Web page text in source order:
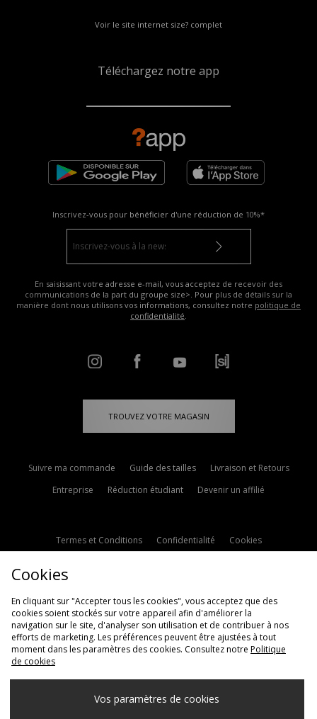
Voir le site internet size? complet
Téléchargez notre app
Inscrivez-vous pour bénéficier d'une réduction de 10%*
En saisissant votre adresse e-mail, vous acceptez de recevoir des
communications de la part du groupe size>. Pour plus de détails sur la
manière dont nous utilisons vos informations, consultez notre politique de
confidentialité
TROUVEZ VOTRE MAGASIN
Suivre ma commande Guide des tailles
Livraison et Retours
Entreprise
Réduction étudiant Devenir un affilié
Termes et Conditions Confidentialité
Cookies
Politique d'avis en ligne
Livraison Vers
France
Cookies
En cliquant sur "Accepter tous les cookies", vous acceptez que des
cookies soient stockés sur votre appareil afin d'améliorer la
navigation sur le site, d'analyser son utilisation et de contribuer à nos
efforts de marketing. Les préférences peuvent être ajustées à tout
moment dans les paramètres des cookies. Consultez notre Politique
de cookies
Vos paramètres de cookies